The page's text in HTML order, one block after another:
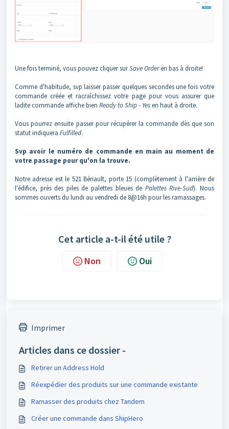
Une fois terminé, vous pouvez cliquer surSave Orderen bas à droite!
Comme d'habitude, svp laisser passer quelques secondes une fois votre
commande créée et racraîchissez votre page pour vous assurer que
ladite commande affiche bien Ready to Ship - Yesen haut à droite.
Vous pourrez ensuite passer pour récupérer la commande dès que son
statut indiquera Fulfilled.
Svp avoir le numéro de commande en main au moment de
votre passage pour qu'on la trouve.
Notre adresse est le 521 Bériault, porte 15 (complètement à l'arrière de
l'édifice, près des piles de palettes bleues de Palettes Rive-Sud). Nous
sommes ouverts du lundi au vendredi de 8@16h pour les ramassages.
Cet article a-t-il été utile ?
Non Oui
Imprimer
Articles dans ce dossier -
Retirer un Address Hold
Réexpédier des produits sur une commande existante
Ramasser des produits chez Tandem
Créer une commande dans ShipHero